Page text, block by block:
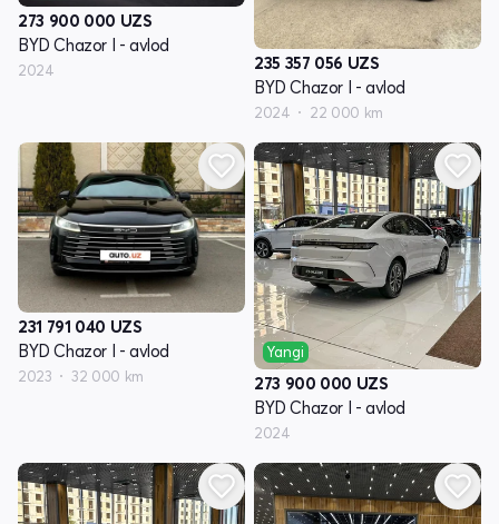
273 900 000 UZS
BYD Chazor I - avlod
2024 235 357 056 UZS
BYD Chazor I - avlod
2024 22 000 km
231 791 040 UZS
BYD Chazor I - avlod
2023 32 000 km
Yangi
273 900 000 UZS
BYD Chazor I - avlod
2024